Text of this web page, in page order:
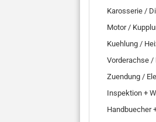
Karosserie /
Motor /
Kuehlung /
Vorderachse /
Zuendung /
Inspektion +
Handbuecher